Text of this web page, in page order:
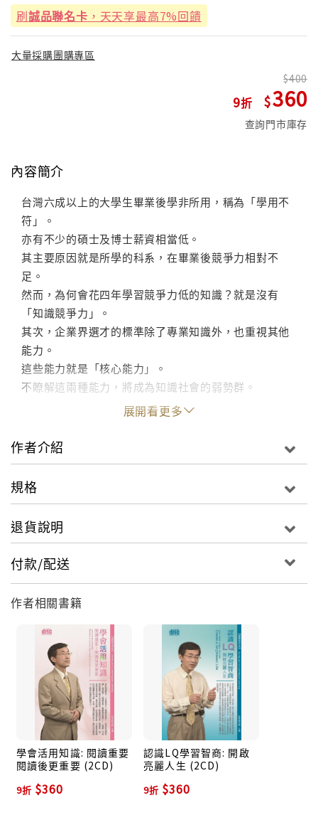
刷誠品聯名卡 ，天天享最高7%回饋
大量採購團購專區
9
400
360
查詢門市庫存
內容簡介
台灣六成以上的大學生畢業後學非所用，稱為「學用不
符」。
亦有不少的碩士及博士薪資相當低。
其主要原因就是所學的科系，在畢業後競爭力相對不
足。
然而，為何會花四年學習競爭力低的知識？就是沒有
「知識競爭力」。
其次，企業界選才的標準除了專業知識外，也重視其他
能力。
這些能力就是「核心能力」。
不瞭解這兩種能力，將成為知識社會的弱勢群。
展開看更多
作者介紹
規格
退貨說明
付款/配送
作者相關書籍
學會活用知識: 閱讀重要
閱讀後更重要 (2CD)
9折 $360
認識LQ學習智商: 開啟
亮麗人生 (2CD)
9折 $360